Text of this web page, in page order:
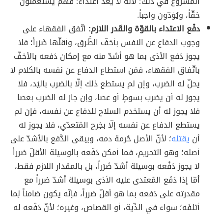
حَقّاً، ويُؤدّون واجباً.
دفْع الاعتداء بالقوّة والقَدر اللازم: اتّفق الفقهاء على
وجوب الدفاع عن النفس بأخفّ الطُّرق، وأقلّها ضَرَراً؛ فلا
يجوز دَفع الأذى بما هو أشدّ منه مع إمكان دَفعه بالأخفّ
باتّفاق الفقهاء، فمَن استطاع الدفاع عن نفسه بالكلام لا
يحلّ له الضرب، وإن لم يستطع ذلك إلّا بالضرب باليَد، فلا
يجوز له أن يضرب بسوطٍ أو عصا، وإن جاز له الضرب بعصا
فلا يجوز له أن يستخدم السلاح للدفاع عن نفسه، فإن لم
يستطع الدفاع عن نفسه إلّا بجَرح المُتعدّي، فلا يجوز له
أن يقتله؛ لأنّ الأصل حُرمة دمه، ويبقى الدَّفع بالأشدّ على
أصله؛ وهو التحريم، فما أمكن دَفْعه بالوسيلة الأقلّ ضرراً
لا يجوز دَفْعه بوسيلة أشدّ ضَرَراً، بل بالمقدار اللازم فقط،
أمّا إذا دَفَع المُعتدى عليه الأذى بوسيلة أشدّ ضرراً مع
مقدرته على دَفعه بما هو أقلّ ضرراً، فإنّه يكون ضامناً لِما
أتلفَه؛ سواء في الدِّية، أو القصاص، وغيره؛ لأنّ دَفْعه له